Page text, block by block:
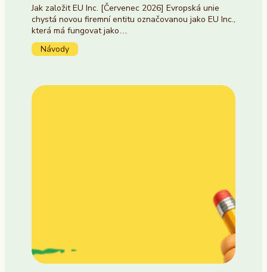
Jak založit EU Inc. [Červenec 2026] Evropská unie
chystá novou firemní entitu označovanou jako EU Inc.,
která má fungovat jako…
Návody